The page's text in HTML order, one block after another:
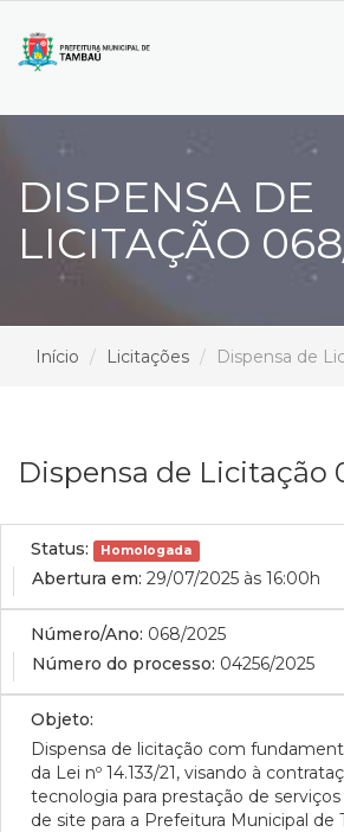
DISPENSA DE
LICITAÇÃO
Início Licitações Dispensa de
Dispensa de Licitação
Status: Homologada
Abertura em: 29/07/2025 às 16:00h
Número/Ano: 068/2025
Número do processo: 04256/2025
Objeto:
Dispensa de licitação com
da Lei nº 14.133/21, visando à
tecnologia para prestação de
de site para a Prefeitura Municipal de